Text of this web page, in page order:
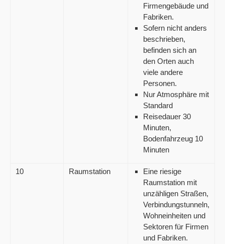
Firmengebäude und
Fabriken.
Sofern nicht anders
beschrieben,
befinden sich an
den Orten auch
viele andere
Personen.
Nur Atmosphäre mit
Standard
Reisedauer 30
Minuten,
Bodenfahrzeug 10
Minuten
10 Raumstation
Eine riesige
Raumstation mit
unzähligen Straßen,
Verbindungstunneln,
Wohneinheiten und
Sektoren für Firmen
und Fabriken.